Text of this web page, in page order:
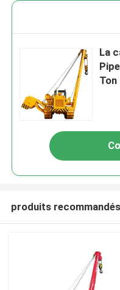
La
produits recommandés